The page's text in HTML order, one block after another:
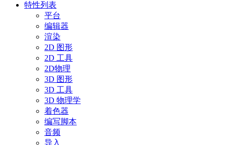
特性列表
平台
编辑器
渲染
2D 图形
2D 工具
2D物理
3D 图形
3D 工具
3D 物理学
着色器
编写脚本
音频
导入